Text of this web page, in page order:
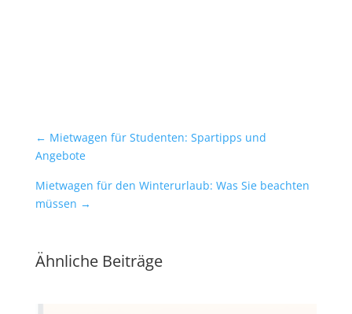
← Mietwagen für Studenten: Spartipps und
Angebote
Mietwagen für den Winterurlaub: Was Sie beachten
müssen →
Ähnliche Beiträge